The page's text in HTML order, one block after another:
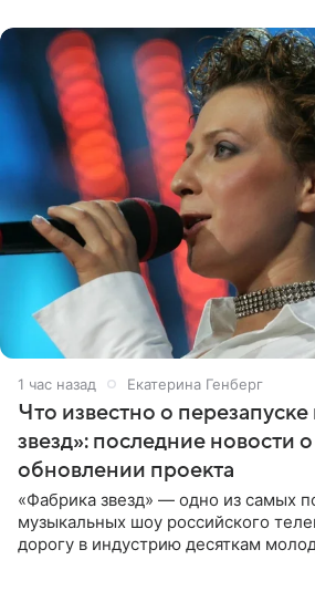
1 час назад Екатерина Генберг
Что известно о
звезд»: последние новости
обновлении проекта
«Фабрика звезд» — одно из самых
музыкальных шоу российского
дорогу в индустрию десяткам